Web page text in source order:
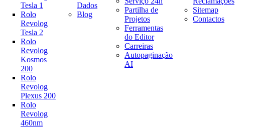
Tesla 1
Rolo
Revolog
Tesla 2
Rolo
Revolog
Kosmos
200
Rolo
Revolog
Plexus 200
Rolo
Revolog
460nm
Dados
Blog
Partilha de
Projetos
Ferramentas
do Editor
Carreiras
Autopaginação
AI
Sitemap
Contactos